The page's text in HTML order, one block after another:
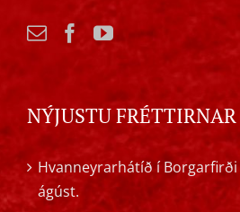
NÝJUSTU FRÉTTIRNAR
Hvanneyrarhátíð í
ágúst.